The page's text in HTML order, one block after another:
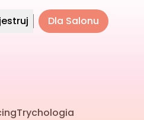
Dla Salonu
Trychologia